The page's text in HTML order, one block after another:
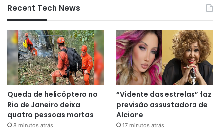
Recent Tech News
Queda de helicóptero no
Rio de Janeiro deixa
quatro pessoas mortas
8 minutos atrás
“Vidente das estrelas” faz
previsão assustadora de
Alcione
17 minutos atrás